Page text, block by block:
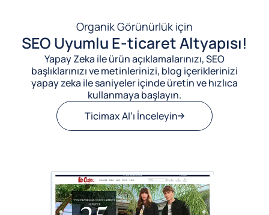
Organik Görünürlük için
SEO Uyumlu E-ticaret Altyapısı!
Yapay Zeka ile ürün açıklamalarınızı, SEO
başlıklarınızı ve metinlerinizi, blog içeriklerinizi
yapay zeka ile saniyeler içinde üretin ve hızlıca
kullanmaya başlayın.
Ticimax AI’ı İnceleyin